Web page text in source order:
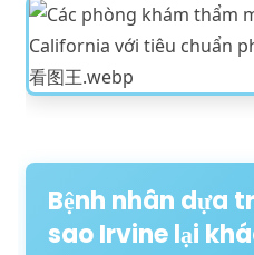
Bệnh nhân dựa
sao Irvine lại